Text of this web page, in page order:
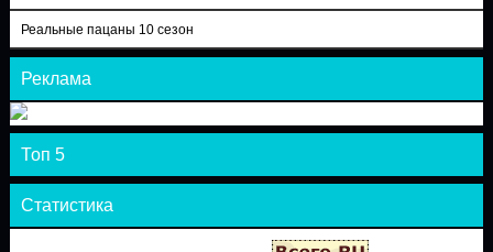
Реальные пацаны 10 сезон
Реклама
Топ 5
Статистика